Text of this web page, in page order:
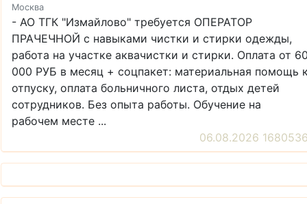
Москва
- АО ТГК "Измайлово" требуется ОПЕРАТОР
ПРАЧЕЧНОЙ с навыками чистки и стирки одежды,
работа на участке аквачистки и стирки. Оплата от
000 РУБ в месяц + соцпакет: материальная помощь
отпуску, оплата больничного листа, отдых детей
сотрудников. Без опыта работы. Обучение на
рабочем месте ...
06.08.2026